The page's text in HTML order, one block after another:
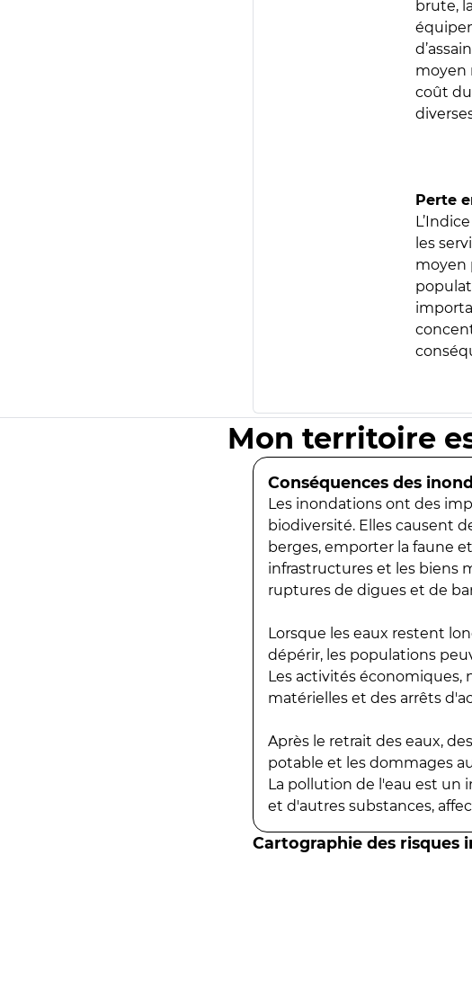
brute,
moyen
coût
Perte
les
moyen
Mon territoire
Conséquences des
Les inondations ont des
biodiversité. Elles causent
berges, emporter la faune
infrastructures et les biens
ruptures de digues et de
Lorsque les eaux restent
dépérir, les populations
Les activités
matérielles et des arrêts
Après le retrait des eaux,
potable et les dommages
La pollution de l'eau est un
et d'autres substances,
Cartographie des risques